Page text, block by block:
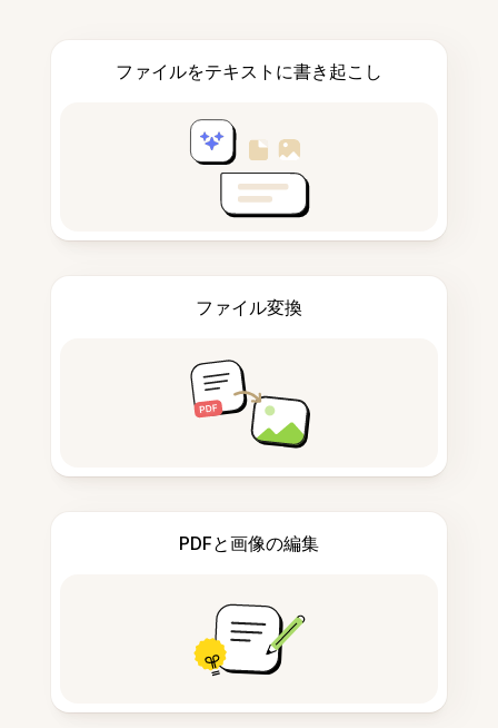
ファイルをテキストに書き起こし
ファイル変換
PDFと画像の編集